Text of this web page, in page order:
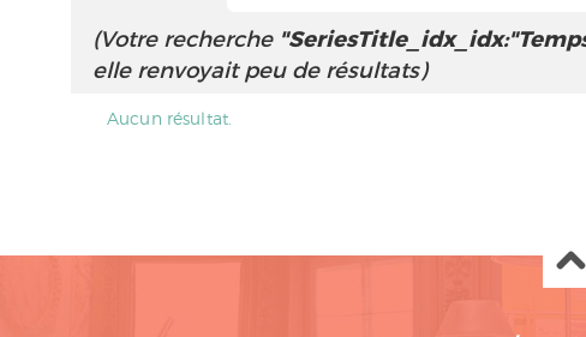
(Votre recherche
elle renvoyait peu de résultats)
Aucun résultat.